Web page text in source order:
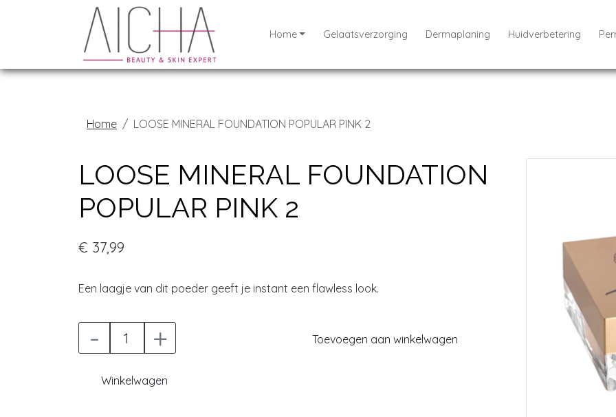
Home Gelaatsverzorging Dermaplaning Huidverbetering
Home LOOSE MINERAL FOUNDATION POPULAR PINK 2
LOOSE MINERAL FOUNDATION
POPULAR PINK 2
€ 37,99
Een laagje van dit poeder geeft je instant een flawless look.
- + Toevoegen aan winkelwagen
Winkelwagen